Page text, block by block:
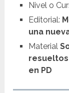
Nivel o
Editorial:
una
Material
en PD